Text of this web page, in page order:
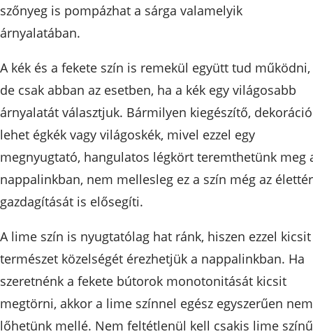
szőnyeg is pompázhat a sárga valamelyik
árnyalatában.
A kék és a fekete szín is remekül együtt tud működni,
de csak abban az esetben, ha a kék egy világosabb
árnyalatát választjuk. Bármilyen kiegészítő, dekoráció
lehet égkék vagy világoskék, mivel ezzel egy
megnyugtató, hangulatos légkört teremthetünk meg
nappalinkban, nem mellesleg ez a szín még az élettér
gazdagítását is elősegíti.
A lime szín is nyugtatólag hat ránk, hiszen ezzel
természet közelségét érezhetjük a nappalinkban. Ha
szeretnénk a fekete bútorok monotonitását kicsit
megtörni, akkor a lime színnel egész egyszerűen nem
lőhetünk mellé. Nem feltétlenül kell csakis lime színű